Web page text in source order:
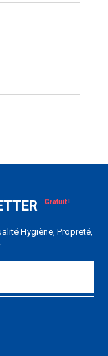
Hygiène, Propreté,